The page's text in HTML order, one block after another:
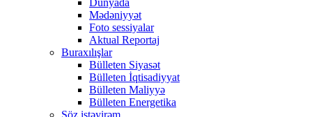
Dünyada
Mədəniyyət
Foto sessiyalar
Aktual Reportaj
Buraxılışlar
Bülleten Siyasət
Bülleten İqtisadiyyat
Bülleten Maliyyə
Bülleten Energetika
Söz istəyirəm